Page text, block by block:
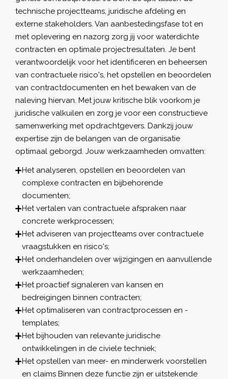
technische projectteams, juridische afdeling en
externe stakeholders. Van aanbestedingsfase tot en
met oplevering en nazorg zorg jij voor waterdichte
contracten en optimale projectresultaten. Je bent
verantwoordelijk voor het identificeren en beheersen
van contractuele risico's, het opstellen en beoordelen
van contractdocumenten en het bewaken van de
naleving hiervan. Met jouw kritische blik voorkom je
juridische valkuilen en zorg je voor een constructieve
samenwerking met opdrachtgevers. Dankzij jouw
expertise zijn de belangen van de organisatie
optimaal geborgd. Jouw werkzaamheden omvatten:
Het analyseren, opstellen en beoordelen van
complexe contracten en bijbehorende
documenten;
Het vertalen van contractuele afspraken naar
concrete werkprocessen;
Het adviseren van projectteams over contractuele
vraagstukken en risico's;
Het onderhandelen over wijzigingen en aanvullende
werkzaamheden;
Het proactief signaleren van kansen en
bedreigingen binnen contracten;
Het optimaliseren van contractprocessen en -
templates;
Het bijhouden van relevante juridische
ontwikkelingen in de civiele techniek;
Het opstellen van meer- en minderwerk voorstellen
en claims Binnen deze functie zijn er uitstekende